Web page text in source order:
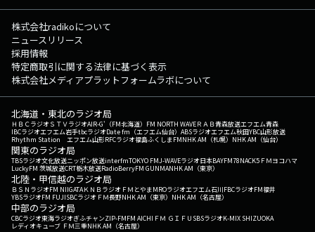
株式会社radikoについて
ニュースリリース
採用情報
特定商取引に関する法律に基づく表示
株式会社メディアプラットフォームラボについて
北海道・東北のラジオ局
ＨＢＣラジオＳＴＶラジオAIR-G'（FM北海道） FM NORTH WAVEＲＡＢ青森放送エフエム青森
IBCラジオエフエム岩手tbcラジオDate fm（エフエム仙台） ABSラジオエフエム秋田YBC山形放送
Rhythm Station エフエム山形RFCラジオ福島ふくしまFMNHK AM（札幌） NHK AM（仙台）
関東のラジオ局
TBSラジオ文化放送ニッポン放送interfmTOKYO FMJ-WAVEラジオ日本BAYFM78NACK5 ＦＭヨコハマ
LuckyFM 茨城放送CRT栃木放送RadioBerryFM GUNMANHK AM（東京）
北陸・甲信越のラジオ局
ＢＳＮラジオFM NIIGATAＫＮＢラジオ ＦＭとやまMROラジオエフエム石川FBCラジオFM福井
YBSラジオFM FUJISBCラジオ ＦＭ長野NHK AM（東京） NHK AM（名古屋）
中部のラジオ局
CBCラジオ東海ラジオぎふチャンZIP-FMFM AICHI ＦＭ ＧＩＦＵ SBSラジオK-MIX SHIZUOKA
レディオキューブ ＦＭ三重NHK AM（名古屋）